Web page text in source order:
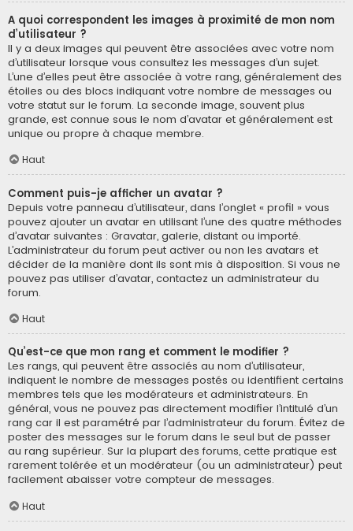
A quoi correspondent les images à proximité de mon nom
d’utilisateur ?
Il y a deux images qui peuvent être associées avec votre nom
d’utilisateur lorsque vous consultez les messages d’un sujet.
L’une d’elles peut être associée à votre rang, généralement des
étoiles ou des blocs indiquant votre nombre de messages ou
votre statut sur le forum. La seconde image, souvent plus
grande, est connue sous le nom d’avatar et généralement est
unique ou propre à chaque membre.
Haut
Comment puis-je afficher un avatar ?
Depuis votre panneau d’utilisateur, dans l’onglet « profil » vous
pouvez ajouter un avatar en utilisant l’une des quatre méthodes
d’avatar suivantes : Gravatar, galerie, distant ou importé.
L’administrateur du forum peut activer ou non les avatars et
décider de la manière dont ils sont mis à disposition. Si vous ne
pouvez pas utiliser d’avatar, contactez un administrateur du
forum.
Haut
Qu’est-ce que mon rang et comment le modifier ?
Les rangs, qui peuvent être associés au nom d’utilisateur,
indiquent le nombre de messages postés ou identifient certains
membres tels que les modérateurs et administrateurs. En
général, vous ne pouvez pas directement modifier l’intitulé d’un
rang car il est paramétré par l’administrateur du forum. Évitez de
poster des messages sur le forum dans le seul but de passer
au rang supérieur. Sur la plupart des forums, cette pratique est
rarement tolérée et un modérateur (ou un administrateur) peut
facilement abaisser votre compteur de messages.
Haut